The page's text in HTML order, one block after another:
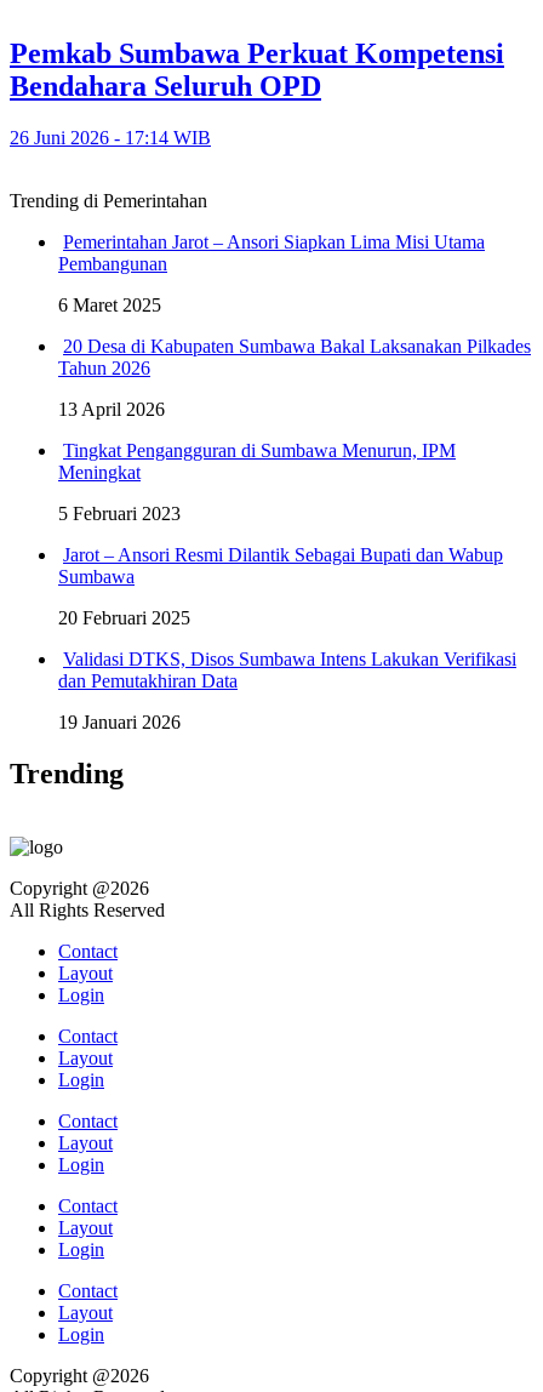
Pemkab Sumbawa Perkuat Kompetensi
Bendahara Seluruh OPD
26 Juni 2026 - 17:14 WIB
Trending di Pemerintahan
Pemerintahan Jarot – Ansori Siapkan Lima Misi Utama
Pembangunan
6 Maret 2025
20 Desa di Kabupaten Sumbawa Bakal Laksanakan Pilkades
Tahun 2026
13 April 2026
Tingkat Pengangguran di Sumbawa Menurun, IPM
Meningkat
5 Februari 2023
Jarot – Ansori Resmi Dilantik Sebagai Bupati dan Wabup
Sumbawa
20 Februari 2025
Validasi DTKS, Disos Sumbawa Intens Lakukan Verifikasi
dan Pemutakhiran Data
19 Januari 2026
Trending
Copyright @2026
All Rights Reserved
Contact
Layout
Login
Contact
Layout
Login
Contact
Layout
Login
Contact
Layout
Login
Contact
Layout
Login
Copyright @2026